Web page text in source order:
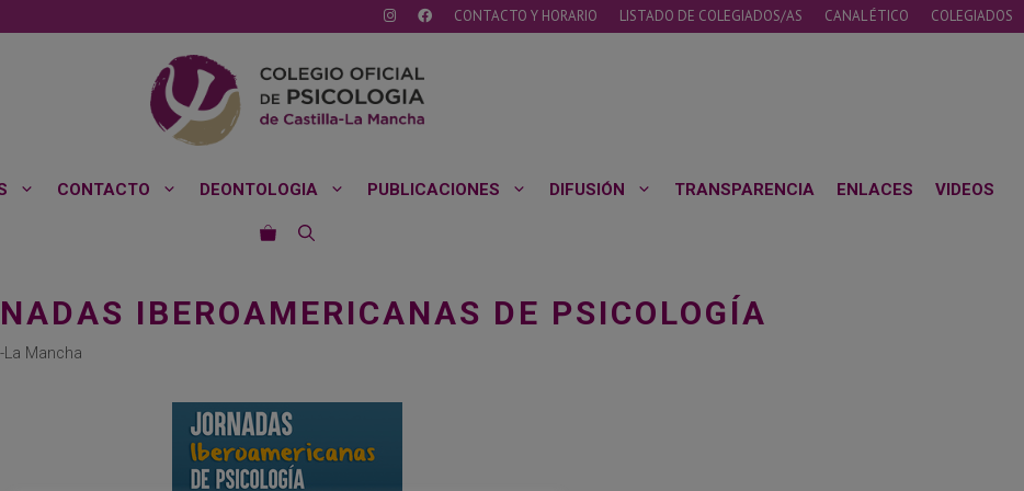
CONTACTO Y HORARIO LISTADO DE COLEGIADOS/AS CANAL ÉTICO COLEGIADOS
CONTACTO DEONTOLOGIA PUBLICACIONES DIFUSIÓN TRANSPARENCIA ENLACES VIDEOS
IBEROAMERICANAS DE PSICOLOGÍA
Mancha